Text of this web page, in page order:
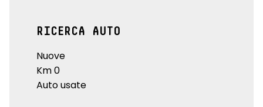
RICERCA AUTO
Nuove
Km 0
Auto usate